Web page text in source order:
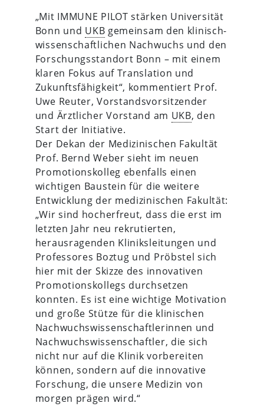
„Mit IMMUNE PILOT stärken Universität
Bonn und UKB gemeinsam den klinisch-
wissenschaftlichen Nachwuchs und den
Forschungsstandort Bonn – mit einem
klaren Fokus auf Translation und
Zukunftsfähigkeit“, kommentiert Prof.
Uwe Reuter, Vorstandsvorsitzender
und Ärztlicher Vorstand am UKB, den
Start der Initiative.
Der Dekan der Medizinischen Fakultät
Prof. Bernd Weber sieht im neuen
Promotionskolleg ebenfalls einen
wichtigen Baustein für die weitere
Entwicklung der medizinischen Fakultät:
„Wir sind hocherfreut, dass die erst im
letzten Jahr neu rekrutierten,
herausragenden Kliniksleitungen und
Professores Boztug und Pröbstel sich
hier mit der Skizze des innovativen
Promotionskollegs durchsetzen
konnten. Es ist eine wichtige Motivation
und große Stütze für die klinischen
Nachwuchswissenschaftlerinnen und
Nachwuchswissenschaftler, die sich
nicht nur auf die Klinik vorbereiten
können, sondern auf die innovative
Forschung, die unsere Medizin von
morgen prägen wird.“